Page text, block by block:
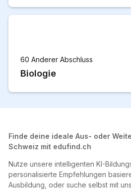
60 Anderer Abschluss
Biologie
Finde deine ideale Aus- oder
Schweiz mit edufind.ch
Nutze unsere intelligenten KI-
personalisierte Empfehlungen
Ausbildung, oder suche selbst mit